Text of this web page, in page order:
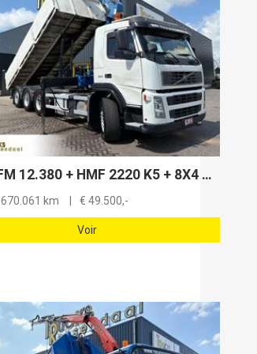
Volvo FM 12.380 + HMF 2220 K5 + 8X4 STEERING + TIPPER + REMOTE
670.061 km € 49.500,-
Voir